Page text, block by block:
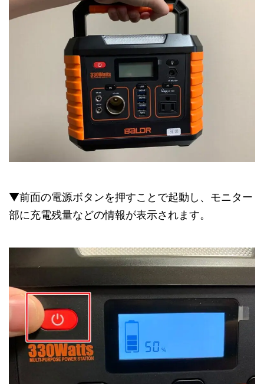
▼前面の電源ボタンを押すことで起動し、モニター
部に充電残量などの情報が表示されます。